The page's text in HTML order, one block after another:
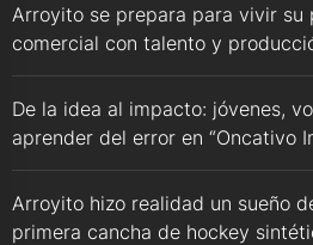
Arroyito se prepara para vivir su
comercial con talento y
De la idea al impacto: jóvenes,
aprender del error en “Oncativo
Arroyito hizo realidad un sueño
primera cancha de hockey